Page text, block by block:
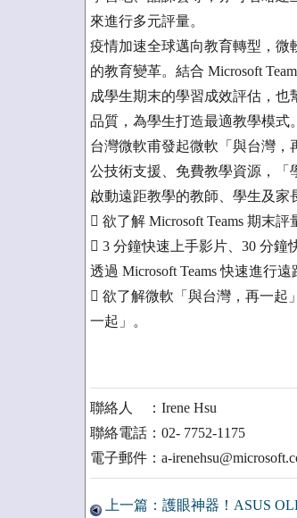
來進行多元評量。
疫情加速全球邁向教育轉型，微
的教育變革。結合 Microsoft
成學生期末的學習成效評估，
品質，為學生打造最適教學模式。
台灣微軟甫發起微軟「與台灣，
公技術支援、免費教學資源，「
啟動遠距教學的教師、學生及家
 欲了解 Microsoft Teams 期末
 3 分鐘快速上手影片、30 分
透過 Microsoft Teams 快速進行遠
 欲了解微軟「與台灣，再一起
一起」。
聯絡人 ：Irene Hsu
聯絡電話：02- 7752-1175
電子郵件：a-
上一篇：護眼神器！ASUS